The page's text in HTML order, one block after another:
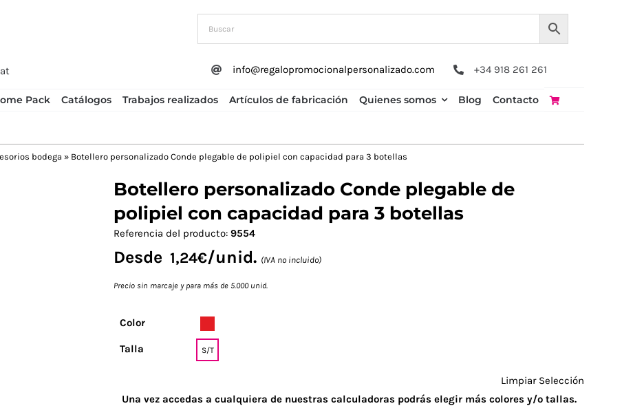
info@regalopromocionalpersonalizado.com +34 918 261 261
Pack Catálogos Trabajos realizados Artículos de fabricación Quienes somos Blog Contacto
bodega » Botellero personalizado Conde plegable de polipiel con capacidad para 3 botellas
Botellero personalizado Conde plegable de
polipiel con capacidad para 3 botellas
Referencia del producto: 9554
Desde 1,24€/unid. (IVA no incluido)
Precio sin marcaje y para más de 5.000 unid.
Color
Talla S/T
Limpiar Selección
Una vez accedas a cualquiera de nuestras calculadoras podrás elegir más colores y/o tallas.